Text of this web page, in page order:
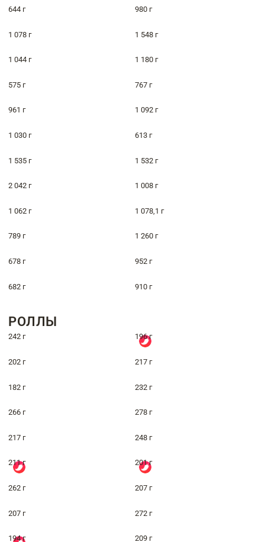
644 г 980 г
1 078 г 1 548 г
1 044 г 1 180 г
575 г 767 г
961 г 1 092 г
1 030 г 613 г
1 535 г 1 532 г
2 042 г 1 008 г
1 062 г 1 078,1 г
789 г 1 260 г
678 г 952 г
682 г 910 г
РОЛЛЫ
242 г 196 г
202 г 217 г
182 г 232 г
266 г 278 г
217 г 248 г
211 г 201 г
262 г 207 г
207 г 272 г
194 г 209 г